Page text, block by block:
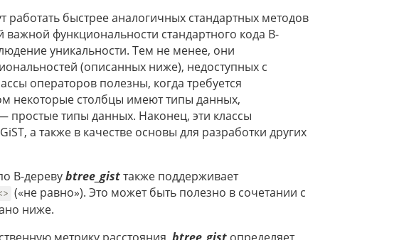
работать быстрее аналогичных стандартных методов
важной функциональности стандартного кода В-
уникальности. Тем не менее, они
(описанных ниже), недоступных с
операторов полезны, когда требуется
некоторые столбцы имеют типы данных,
простые типы данных. Наконец, эти классы
а также в качестве основы для разработки других
B-деревуbtree_gistтакже поддерживает
(«не равно»). Это может быть полезно в сочетании с
ниже.